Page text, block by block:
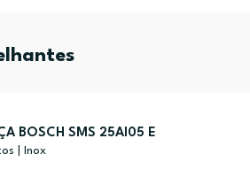
BOSCH SMS 25AI05 E
| Inox